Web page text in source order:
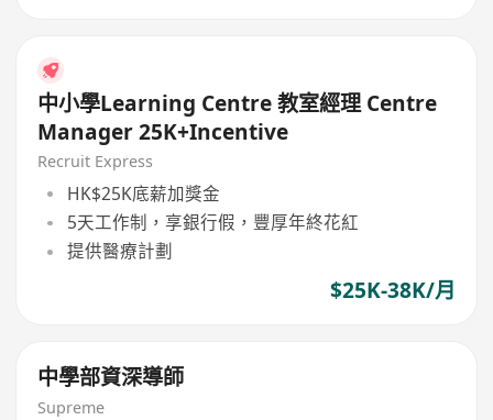
中小學Learning Centre 教室經理 Centre
Manager 25K+Incentive
Recruit Express
HK$25K底薪加獎金
5天工作制，享銀行假，豐厚年終花紅
提供醫療計劃
$25K-38K/月
中學部資深導師
Supreme